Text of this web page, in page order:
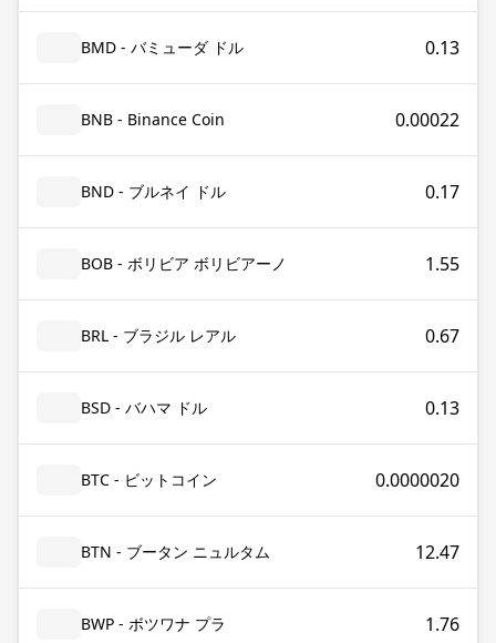
BMD - バミューダ ドル 0.13
BNB - Binance Coin 0.00022
BND - ブルネイ ドル 0.17
BOB - ボリビア ボリビアーノ 1.55
BRL - ブラジル レアル 0.67
BSD - バハマ ドル 0.13
BTC - ビットコイン 0.0000020
BTN - ブータン ニュルタム 12.47
BWP - ボツワナ プラ 1.76